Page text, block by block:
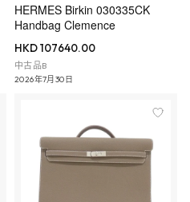
HERMES Birkin 030335CK
Handbag Clemence
HKD 107640.00
中古品B
2026年7月30日